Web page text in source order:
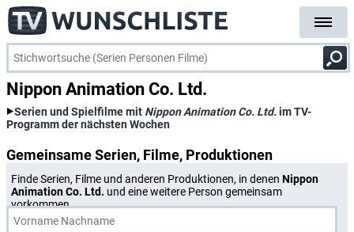
Nippon Animation Co. Ltd.
Serien und Spielfilme mit Nippon Animation Co. Ltd.im TV-
Programm der nächsten Wochen
Gemeinsame Serien, Filme, Produktionen
Finde Serien, Filme und anderen Produktionen, in denen Nippon
Animation Co. Ltd. und eine weitere Person gemeinsam
vorkommen.